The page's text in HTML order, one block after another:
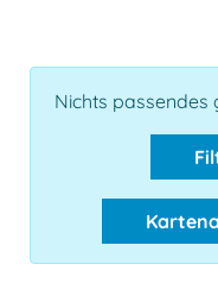
Nichts passendes